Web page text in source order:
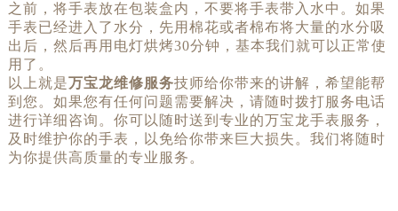
之前，将手表放在包装盒内，不要将手表带入水中。如果
手表已经进入了水分，先用棉花或者棉布将大量的水分吸
出后，然后再用电灯烘烤30分钟，基本我们就可以正常使
用了。
以上就是万宝龙维修服务技师给你带来的讲解，希望能帮
到您。如果您有任何问题需要解决，请随时拨打服务电话
进行详细咨询。你可以随时送到专业的万宝龙手表服务，
及时维护你的手表，以免给你带来巨大损失。我们将随时
为你提供高质量的专业服务。